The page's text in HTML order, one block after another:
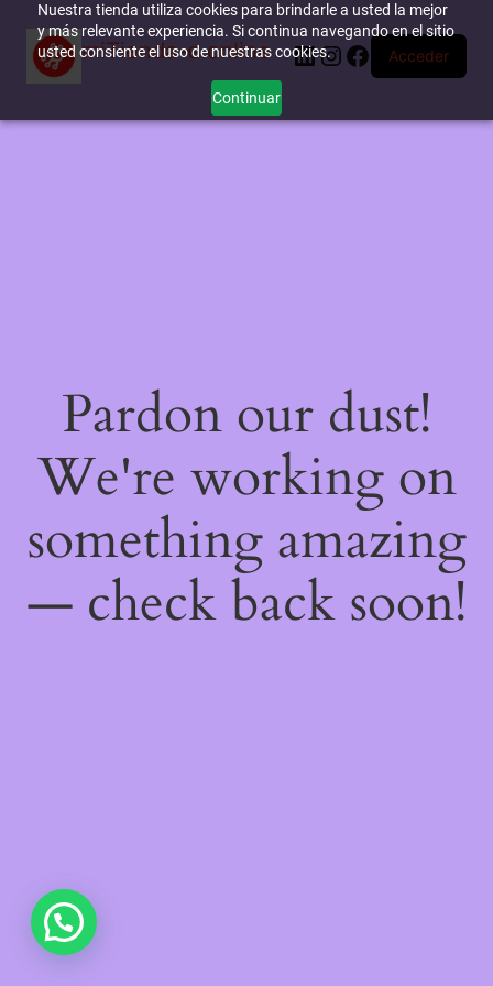
Nuestra tienda utiliza cookies para brindarle a usted la mejor
y más relevante experiencia. Si continua navegando en el sitio
usted consiente el uso de nuestras cookies.
Continuar
miTienda-e.online LinkedIn
Instagram
Facebook
Acceder
Pardon our dust!
We're working on
something amazing
— check back soon!